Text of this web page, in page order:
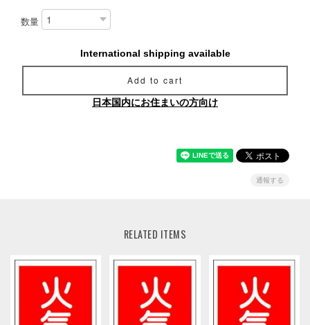
数量
International shipping available
Add to cart
日本国内にお住まいの方向け
通報する
RELATED ITEMS